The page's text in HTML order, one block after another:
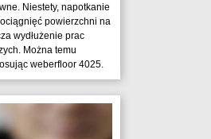
Niestety, napotkanie
powierzchni na
wydłużenie prac
Można temu
weberfloor 4025.